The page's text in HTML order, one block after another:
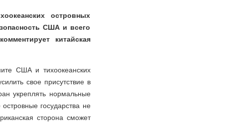
островных
США и всего
китайская
США и тихоокеанских
свое присутствие в
укреплять нормальные
государства не
сторона сможет